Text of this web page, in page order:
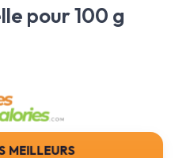
pour 100 g
meilleurs